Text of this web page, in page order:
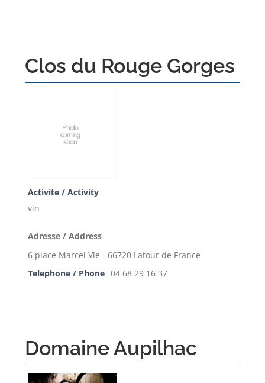
Clos du Rouge Gorges
Activite / Activity
vin
Adresse / Address
6 place Marcel Vie - 66720 Latour de France
Telephone / Phone 04 68 29 16 37
Domaine Aupilhac